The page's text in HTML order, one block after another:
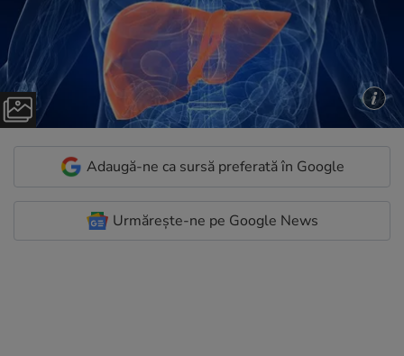
Adaugă-ne ca sursă preferată în Google
Urmărește-ne pe Google News